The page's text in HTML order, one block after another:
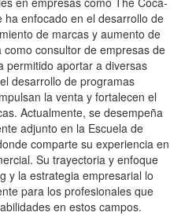
ha enfocado en el desarrollo de
de marcas y aumento de
como consultor de empresas de
permitido aportar a diversas
desarrollo de programas
la venta y fortalecen el
Actualmente, se desempeña
adjunto en la Escuela de
comparte su experiencia en
Su trayectoria y enfoque
y la estrategia empresarial lo
para los profesionales que
en estos campos.